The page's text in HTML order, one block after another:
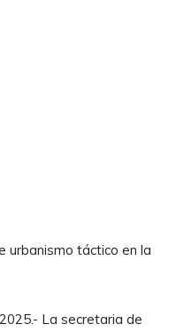
urbanismo táctico en la
La secretaria de